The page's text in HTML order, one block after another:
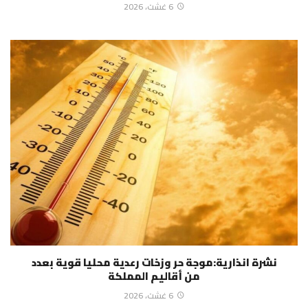
6 غشت، 2026
نشرة انذارية:موجة حر وزخات رعدية محليا قوية بعدد
من أقاليم المملكة
6 غشت، 2026